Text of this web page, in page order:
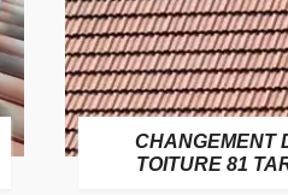
CHANGEMENT
TOITURE 81